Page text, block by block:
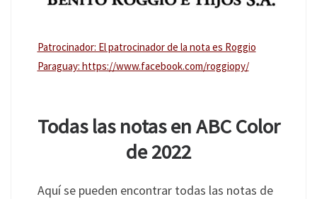
Patrocinador: El patrocinador de la nota es Roggio
Paraguay: https://www.facebook.com/roggiopy/
Todas las notas en ABC Color
de 2022
Aquí se pueden encontrar todas las notas de